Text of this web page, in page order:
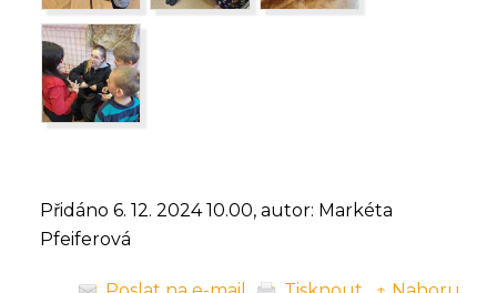
Přidáno 6. 12. 2024 10.00, autor: Markéta
Pfeiferová